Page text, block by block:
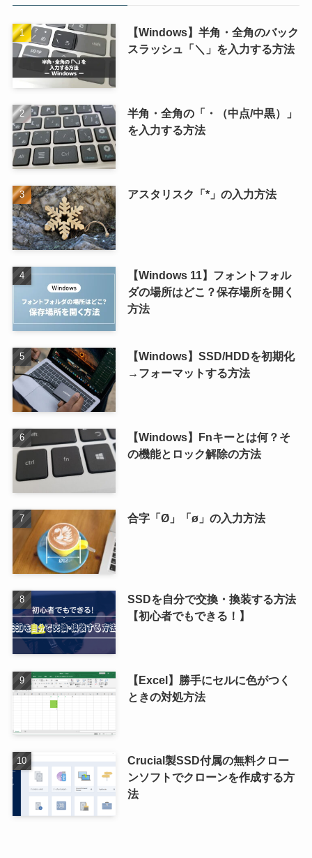
【Windows】半角・全角のバック
スラッシュ「＼」を入力する方法
半角・全角の「・（中点/中黒）」
を入力する方法
アスタリスク「*」の入力方法
【Windows 11】フォントフォル
ダの場所はどこ？保存場所を開く
方法
【Windows】SSD/HDDを初期化
→フォーマットする方法
【Windows】Fnキーとは何？そ
の機能とロック解除の方法
合字「Ø」「ø」の入力方法
SSDを自分で交換・換装する方法
【初心者でもできる！】
【Excel】勝手にセルに色がつく
ときの対処方法
Crucial製SSD付属の無料クロー
ンソフトでクローンを作成する方
法